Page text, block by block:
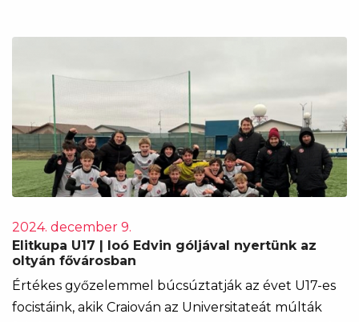
2024. december 9.
Elitkupa U17 | Ioó Edvin góljával nyertünk az
oltyán fővárosban
Értékes győzelemmel búcsúztatják az évet U17-es
focistáink, akik Craiován az Universitateát múlták